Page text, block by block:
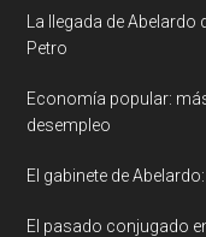
La llegada de
Petro
Economía popular:
desempleo
El gabinete de
El pasado conjugado